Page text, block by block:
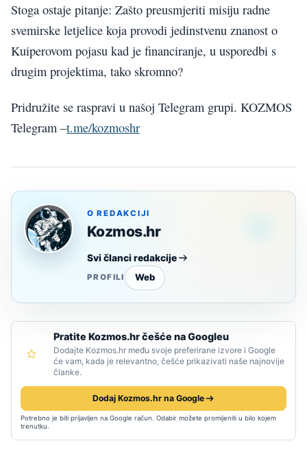
Stoga ostaje pitanje: Zašto preusmjeriti misiju radne
svemirske letjelice koja provodi jedinstvenu znanost o
Kuiperovom pojasu kad je financiranje, u usporedbi s
drugim projektima, tako skromno?
Pridružite se raspravi u našoj Telegram grupi. KOZMOS
Telegram –t.me/kozmoshr
O REDAKCIJI
Kozmos.hr
Svi članci redakcije
PROFILI Web
Pratite Kozmos.hr češće na Googleu
Dodajte Kozmos.hr među svoje preferirane izvore i Google
će vam, kada je relevantno, češće prikazivati naše najnovije
članke.
Dodaj Kozmos.hr na Google
Potrebno je biti prijavljen na Google račun. Odabir možete promijeniti u bilo kojem
trenutku.